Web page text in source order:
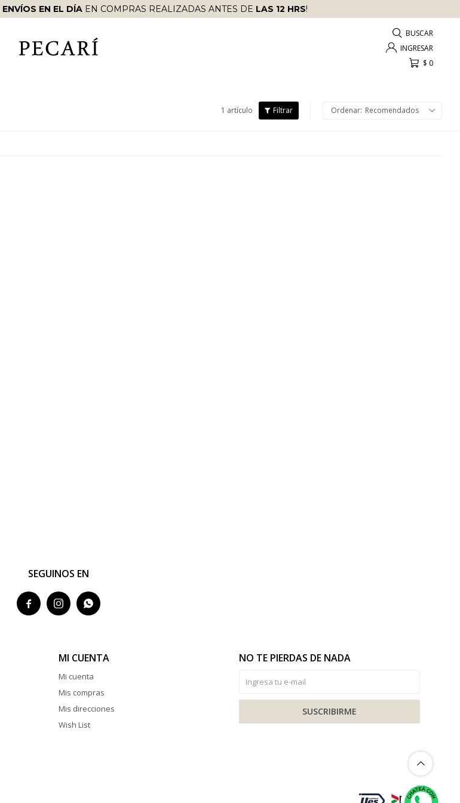
ENVÍOS EN EL DÍAEN COMPRAS REALIZADAS ANTES DE LAS 12 HRS!
$ 0
1 artículo Recomendados
SEGUINOS EN
  
MI CUENTA
Mi cuenta
Mis compras
Mis direcciones
Wish List
NO TE PIERDAS DE NADA
SUSCRIBIRME